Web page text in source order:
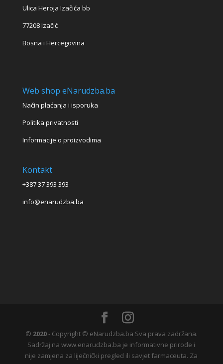
Ulica Heroja Izačića bb
77208 Izačić
Bosna i Hercegovina
Web shop eNarudzba.ba
Način plaćanja i isporuka
Politika privatnosti
Informacije o proizvodima
Kontakt
+387 37 393 393
info@enarudzba.ba
© 2020- Copyright © eNarudzba.ba Sva prava zadržana.
Sadržaj na www.enarudzba.ba je informativne prirode i
nije zamjena za liječnički pregled ili savjet farmaceuta. Za